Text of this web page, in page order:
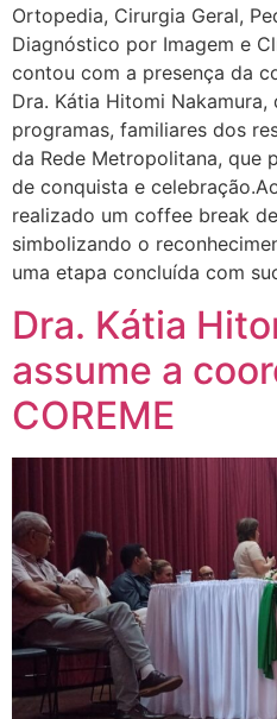
Ortopedia, Cirurgia Geral,
Diagnóstico por Imagem e
contou com a presença da
Dra. Kátia Hitomi
programas, familiares dos
da Rede Metropolitana, que
de conquista e
realizado um coffee break
simbolizando o
uma etapa concluída com
Dra. Kátia
assume a
COREME